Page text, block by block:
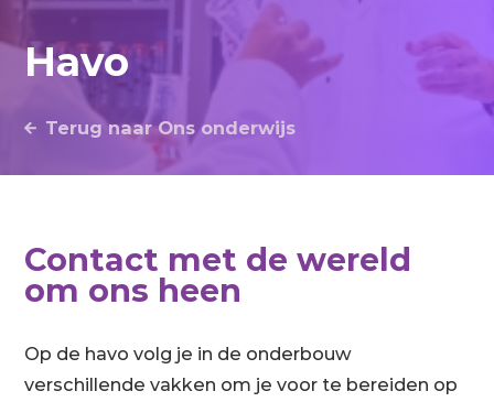
Havo
Terug naar Ons onderwijs
Contact met de wereld
om ons heen
Op de havo volg je in de onderbouw
verschillende vakken om je voor te bereiden op